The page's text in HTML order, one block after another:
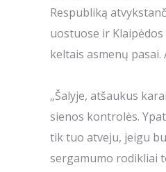
Respubliką
uostuose ir
keltais asmenų
„Šalyje, atšaukus
sienos kontrolės.
tik tuo atveju, jeigu
sergamumo rodikliai